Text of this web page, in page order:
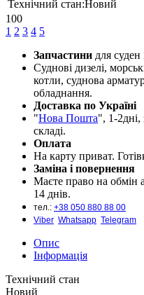
Технічний стан:Новий
100
1 2 3 4 5
Запчастини для суден
Cуднові дизелі,
котли, суднова
обладнання.
Доставка по Україні
"Нова Пошта", 1-2дні,
складі.
Оплата
На карту приват.
Заміна і повернення
Маєте право на обмін
14 днів.
тел.: +38 050 880 88 00
Viber Whatsapp Telegram
Опис
Інформація
Технічний стан
Новий